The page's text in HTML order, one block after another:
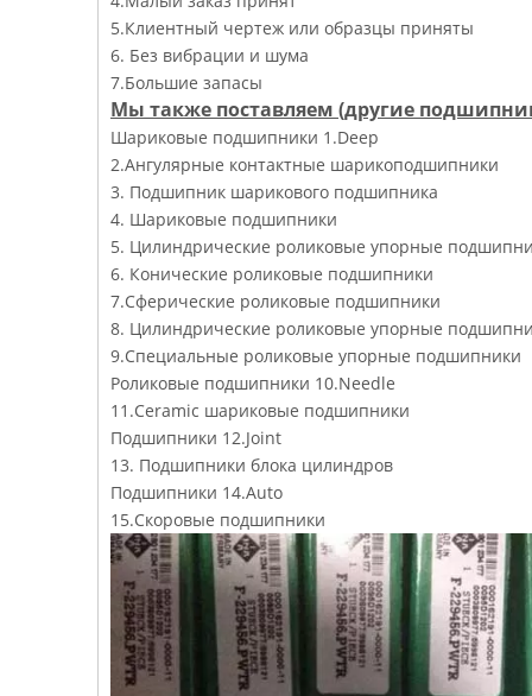
5.Клиентный чертеж или образцы приняты
6. Без вибрации и шума
7.Большие запасы
Мы также поставляем (другие
Шариковые подшипники 1.Deep
2.Ангулярные контактные шарикоподшипники
3. Подшипник шарикового подшипника
4. Шариковые подшипники
5. Цилиндрические роликовые упорные
6. Конические роликовые подшипники
7.Сферические роликовые подшипники
8. Цилиндрические роликовые упорные
9.Специальные роликовые упорные подшипники
Роликовые подшипники 10.Needle
11.Ceramic шариковые подшипники
Подшипники 12.Joint
13. Подшипники блока цилиндров
Подшипники 14.Auto
15.Скоровые подшипники